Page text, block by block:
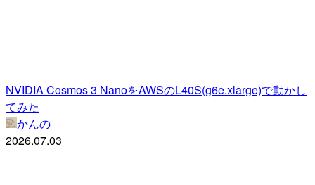
NVIDIA Cosmos 3 NanoをAWSのL40S(g6e.xlarge)で動かし
てみた
かんの
2026.07.03